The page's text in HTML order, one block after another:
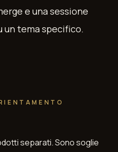
e una sessione
tema specifico.
separati. Sono soglie